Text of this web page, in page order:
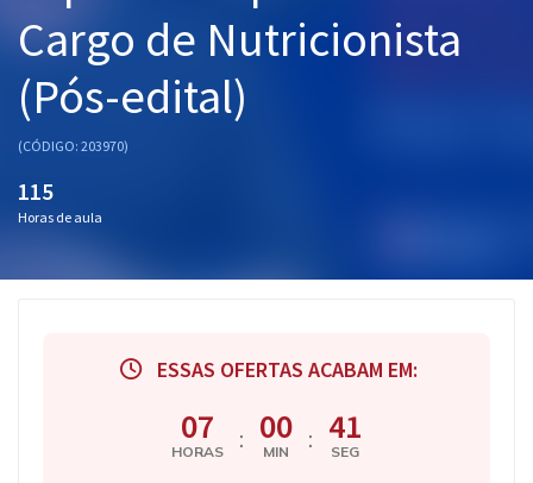
Conteúdo gratuito
Blog
Aprovados
Cargo de Nutricionista
(Pós-edital)
(CÓDIGO: 203970)
115
Horas de aula
ESSAS OFERTAS ACABAM EM:
07
HORAS : 00
MIN : 40
SEG